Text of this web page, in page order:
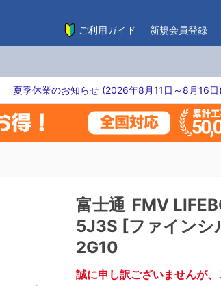
ご利用ガイド 新規会員登録
夏季休業のお知らせ (2026年8月11日～8月16日)
富士通 FMV
5J3S [ファイン
2G10
誠に申し訳ございませんが